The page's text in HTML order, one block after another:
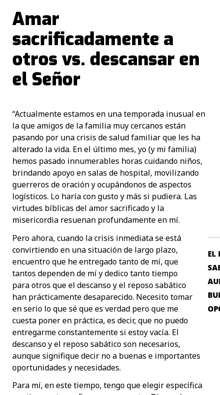
Amar
sacrificadamente a
otros vs. descansar en
el Señor
“Actualmente estamos en una temporada inusual en
la que amigos de la familia muy cercanos están
pasando por una crisis de salud familiar que les ha
alterado la vida. En el último mes, yo (y mi familia)
hemos pasado innumerables horas cuidando niños,
brindando apoyo en salas de hospital, movilizando
guerreros de oración y ocupándonos de aspectos
logísticos. Lo haría con gusto y más si pudiera. Las
virtudes bíblicas del amor sacrificado y la
misericordia resuenan profundamente en mí.
EL
Pero ahora, cuando la crisis inmediata se está
convirtiendo en una situación de largo plazo,
encuentro que he entregado tanto de mí, que
tantos dependen de mí y dedico tanto tiempo
para otros que el descanso y el reposo sabático
han prácticamente desaparecido. Necesito tomar
en serio lo que sé que es verdad pero que me
cuesta poner en práctica, es decir, que no puedo
entregarme constantemente si estoy vacía. El
descanso y el reposo sabático son necesarios,
aunque signifique decir no a buenas e importantes
oportunidades y necesidades.
Para mí, en este tiempo, tengo que elegir específica